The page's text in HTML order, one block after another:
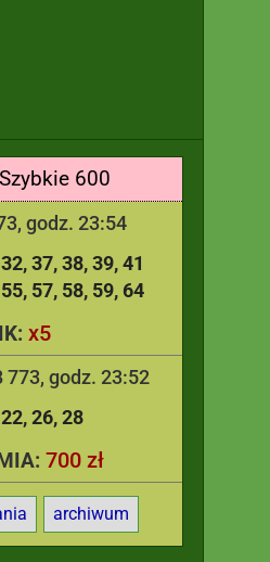
600
godz. 23:54
32 37 38 39 41
55 57 58 59 64
x5
godz. 23:52
22 26 28
700 zł
archiwum